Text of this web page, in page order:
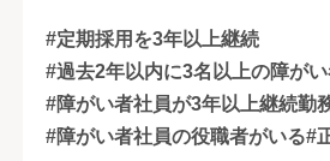
#定期採用を3年以上継続
#過去2年以内に3名以上の障が
#障がい者社員が3年以上継続勤
#障がい者社員の役職者がいる#